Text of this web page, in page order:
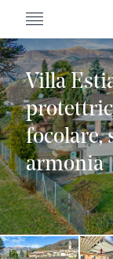
MENU
Villa
focolare,
armonia